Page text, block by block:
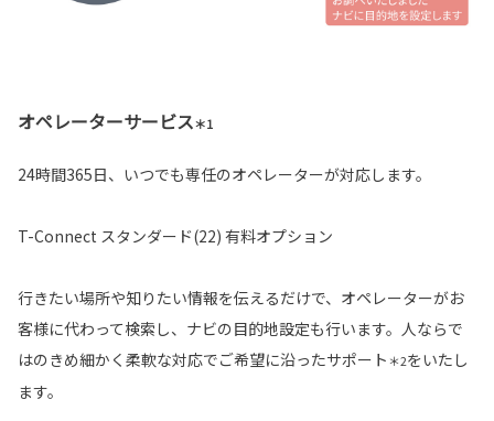
オペレーターサービス＊1
24時間365日、いつでも専任のオペレーターが対応します。
T-Connect スタンダード(22) 有料オプション
行きたい場所や知りたい情報を伝えるだけで、オペレーターがお
客様に代わって検索し、ナビの目的地設定も行います。人ならで
はのきめ細かく柔軟な対応でご希望に沿ったサポート ＊2をいたし
ます。